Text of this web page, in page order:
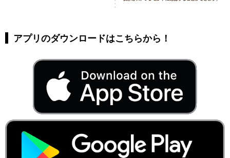
アプリのダウンロードはこちらから！